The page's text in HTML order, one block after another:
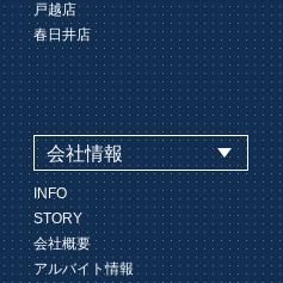
戸越店
春日井店
会社情報
INFO
STORY
会社概要
アルバイト情報